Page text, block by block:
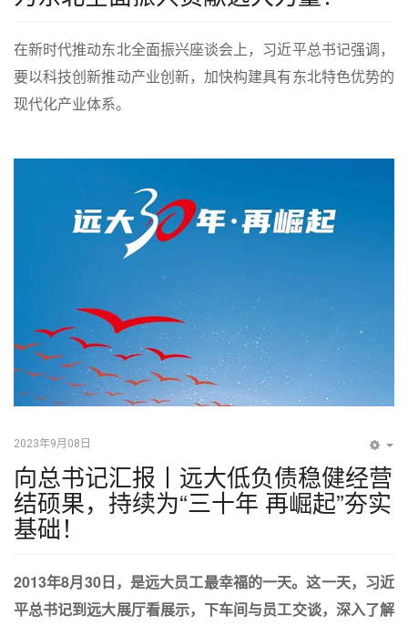
在新时代推动东北全面振兴座谈会上，习近平总书记强调，
要以科技创新推动产业创新，加快构建具有东北特色优势的
现代化产业体系。
2023年9月08日
向总书记汇报丨远大低负债稳健经营
结硕果，持续为“三十年 再崛起”夯实
基础！
2013年8月30日，是远大员工最幸福的一天。这一天，习近
平总书记到远大展厅看展示，下车间与员工交谈，深入了解